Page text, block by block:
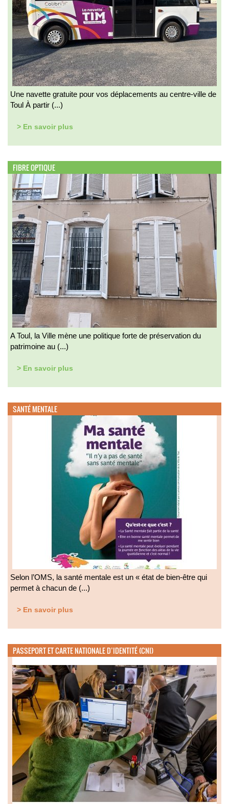
Une navette gratuite pour vos déplacements au centre-ville de
Toul À partir (...)
> En savoir plus
FIBRE OPTIQUE
A Toul, la Ville mène une politique forte de préservation du
patrimoine au (...)
> En savoir plus
SANTÉ MENTALE
Selon l’OMS, la santé mentale est un « état de bien-être qui
permet à chacun de (...)
> En savoir plus
PASSEPORT ET CARTE NATIONALE D’IDENTITÉ (CNI)